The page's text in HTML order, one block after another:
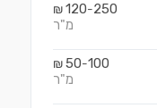
120-250
₪
מ"ר
50-100
₪
מ"ר